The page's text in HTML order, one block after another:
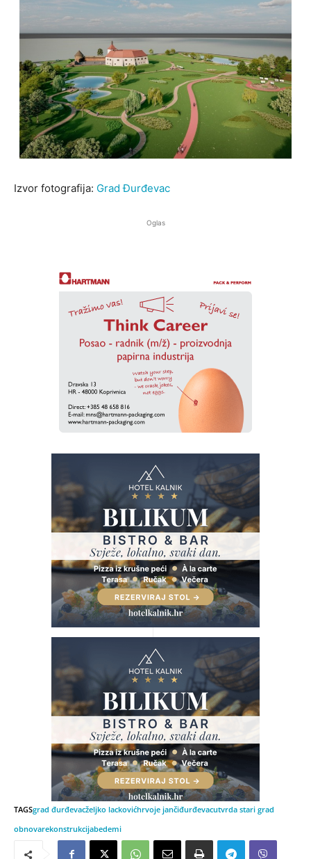
Izvor fotografija: Grad Đurđevac
Oglas
TAGSgrad đurđevacželjko lackovićhrvoje jančiđurđevacutvrda stari grad
obnovarekonstrukcijabedemi